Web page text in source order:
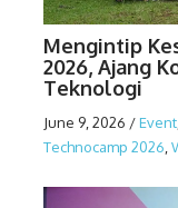
Mengintip
2026, Ajang
Teknologi
June 9, 2026 /Event
Technocamp 2026